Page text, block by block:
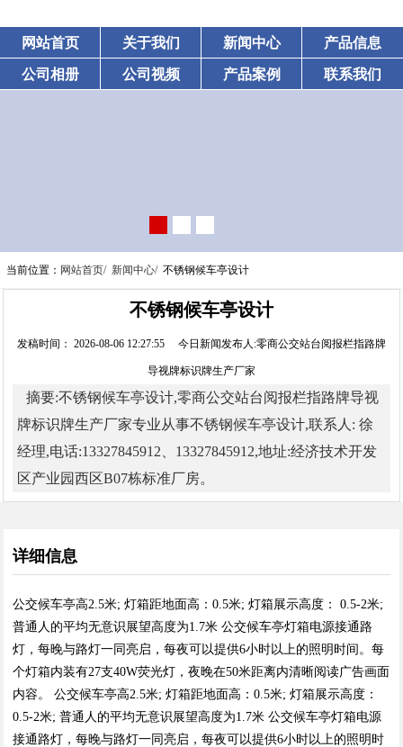
网站首页 关于我们 新闻中心 产品信息
公司相册 公司视频 产品案例 联系我们
当前位置： 网站首页/ 新闻中心/ 不锈钢候车亭设计
不锈钢候车亭设计
发稿时间： 2026-08-06 12:27:55 今日新闻发布人:零商公交站台阅报栏指路牌
导视牌标识牌生产厂家
摘要:不锈钢候车亭设计,零商公交站台阅报栏指路牌导视
牌标识牌生产厂家专业从事不锈钢候车亭设计,联系人: 徐
经理,电话:13327845912、13327845912,地址:经济技术开发
区产业园西区B07栋标准厂房。
详细信息
公交候车亭高2.5米; 灯箱距地面高：0.5米; 灯箱展示高度： 0.5-2米;
普通人的平均无意识展望高度为1.7米 公交候车亭灯箱电源接通路
灯，每晚与路灯一同亮启，每夜可以提供6小时以上的照明时间。每
个灯箱内装有27支40W荧光灯，夜晚在50米距离内清晰阅读广告画面
内容。 公交候车亭高2.5米; 灯箱距地面高：0.5米; 灯箱展示高度：
0.5-2米; 普通人的平均无意识展望高度为1.7米 公交候车亭灯箱电源
接通路灯，每晚与路灯一同亮启，每夜可以提供6小时以上的照明时